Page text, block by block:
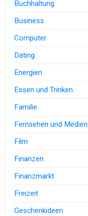
Buchhaltung
Business
Computer
Dating
Energien
Essen und Trinken
Familie
Fernsehen und Medien
Film
Finanzen
Finanzmarkt
Freizeit
Geschenkideen